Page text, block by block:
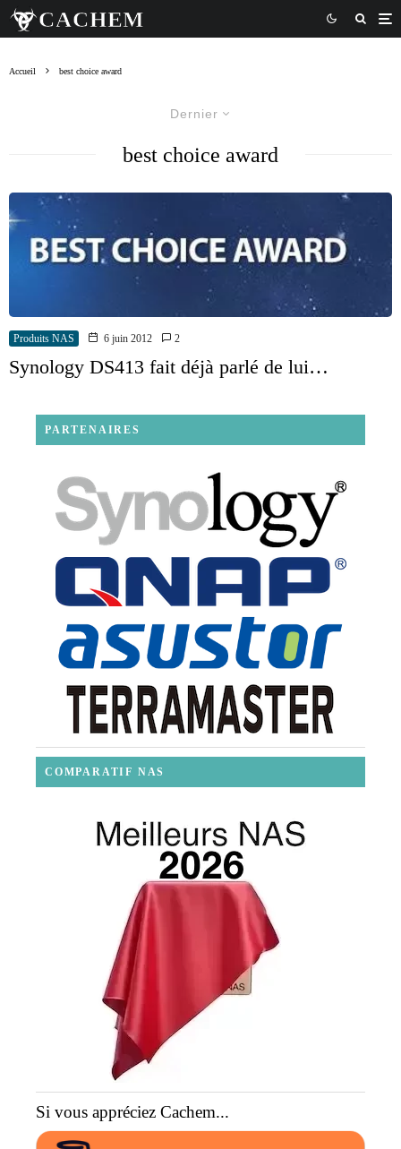
Accueil best choice award
Dernier
best choice award
Produits NAS 6 juin 2012 2
Synology DS413 fait déjà parlé de lui…
PARTENAIRES
COMPARATIF NAS
Si vous appréciez Cachem...